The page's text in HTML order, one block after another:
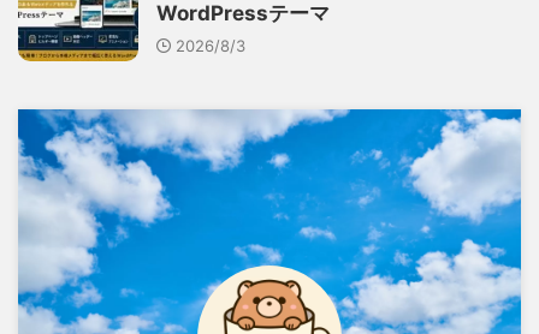
WordPressテーマ
2026/8/3